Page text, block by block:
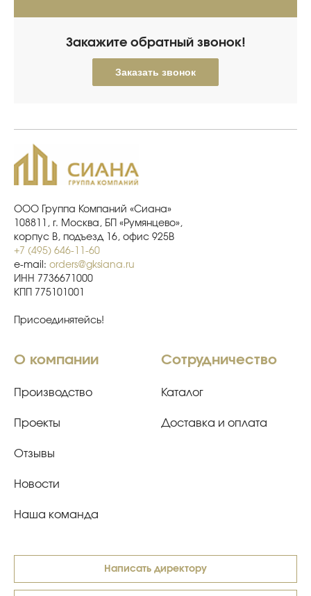
Закажите обратный звонок!
Заказать звонок
ООО Группа Компаний «Сиана»
108811, г. Москва, БП «Румянцево»,
корпус В, подъезд 16, офис 925В
+7 (495) 646-11-60
e-mail: orders@gksiana.ru
ИНН 7736671000
КПП 775101001
Присоединятейсь!
О компании
Производство
Проекты
Отзывы
Новости
Наша команда
Сотрудничество
Каталог
Доставка и оплата
Написать директору